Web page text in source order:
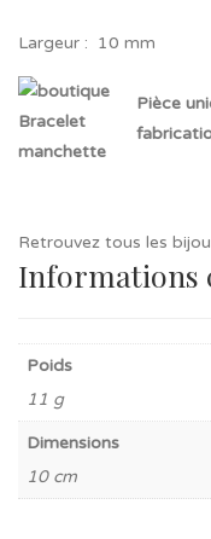
Largeur : 10 mm
Pièce
Retrouvez tous les
Informations
Poids
11 g
Dimensions
10 cm